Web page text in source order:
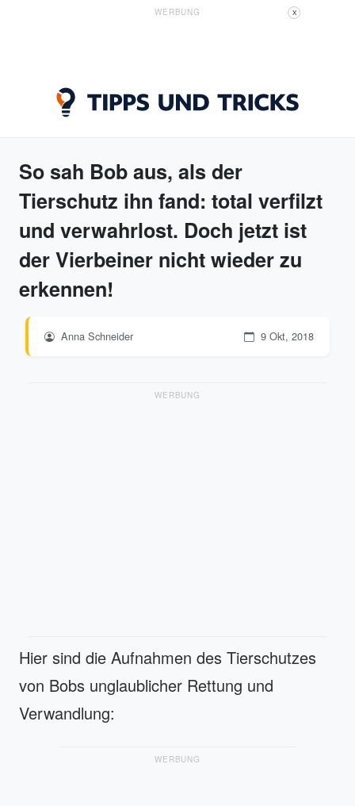
WERBUNG X
So sah Bob aus, als der
Tierschutz ihn fand: total verfilzt
und verwahrlost. Doch jetzt ist
der Vierbeiner nicht wieder zu
erkennen!
Anna Schneider 9 Okt, 2018
WERBUNG
Hier sind die Aufnahmen des Tierschutzes
von Bobs unglaublicher Rettung und
Verwandlung:
WERBUNG